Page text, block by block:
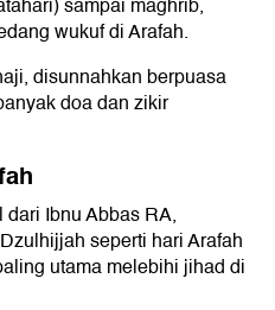
wukuf di Arafah.
disunnahkan berpuasa
doa dan zikir
Ibnu Abbas RA,
seperti hari Arafah
utama melebihi jihad di